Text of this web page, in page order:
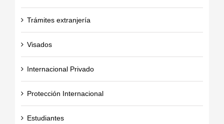
Trámites extranjería
Visados
Internacional Privado
Protección Internacional
Estudiantes